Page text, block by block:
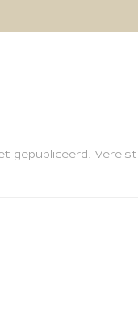
gepubliceerd.